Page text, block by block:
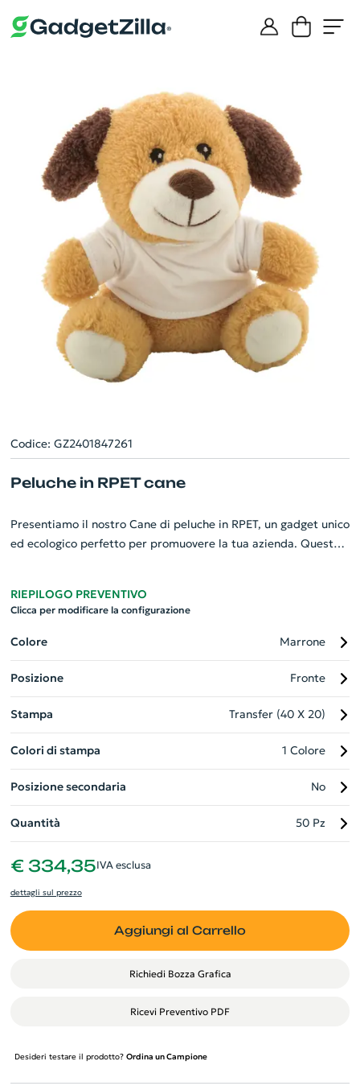
Codice: GZ2401847261
Peluche in RPET cane
Presentiamo il nostro Cane di peluche in RPET, un gadget unico
ed ecologico perfetto per promuovere la tua azienda. Questo
una maglietta in poliestere RPET, personalizzabile con la
Per gli ordini senza stampa, la maglietta sarà fornita
separatamente. Un articolo di alta qualità, adatto come regalo
aziendale o per eventi speciali.
RIEPILOGO PREVENTIVO
Clicca per modificare la configurazione
Colore Marrone
Posizione Fronte
Stampa Transfer (40 X 20)
Colori di stampa 1 Colore
Posizione secondaria No
Quantità 50 Pz
€ 334,35IVA esclusa
dettagli sul prezzo
Aggiungi al Carrello
Richiedi Bozza Grafica
Ricevi Preventivo PDF
Desideri testare il prodotto? Ordina un Campione